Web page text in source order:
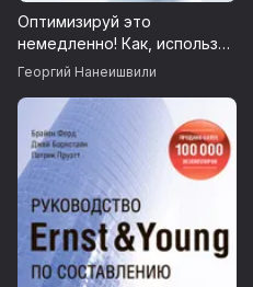
Оптимизируй это
немедленно! Как, используя
современные IT-
издержки и обойти
конкурентов
Георгий Нанеишвили